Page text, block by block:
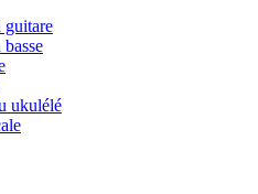
guitare
ukulélé